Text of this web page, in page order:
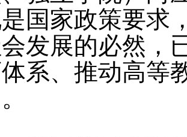
国家政策要求
发展的必然，
系、推动高等